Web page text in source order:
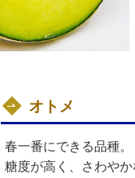
オトメ
春一番にできる品種。
糖度が高く、さわや